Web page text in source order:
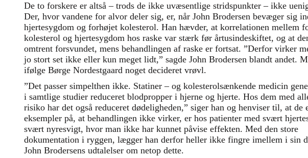
De to forskere er altså – trods de ikke uvæsentlige stridspunkter – ikke
Der, hvor vandene for alvor deler sig, er, når John Brodersen bevæger sig
hjertesygdom og forhøjet kolesterol. Han hævder, at korrelationen mellem
kolesterol og hjertesygdom hos raske var stærk før årtusindeskiftet, og at
omtrent forsvundet, mens behandlingen af raske er fortsat. ”Derfor virker
jo stort set ikke eller kun meget lidt,” sagde John Brodersen blandt andet.
ifølge Børge Nordestgaard noget decideret vrøvl.
”Det passer simpelthen ikke. Statiner – og kolesterolsænkende medicin
i samtlige studier reduceret blodpropper i hjerne og hjerte. Hos dem med
risiko har det også reduceret dødeligheden,” siger han og henviser til, at de
eksempler på, at behandlingen ikke virker, er hos patienter med svært
svært nyresvigt, hvor man ikke har kunnet påvise effekten. Med den store
dokumentation i ryggen, lægger han derfor heller ikke fingre imellem i sin
John Brodersens udtalelser om netop dette.